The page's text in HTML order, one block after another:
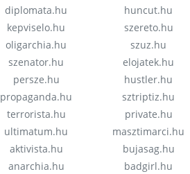
diplomata.hu
kepviselo.hu
oligarchia.hu
szenator.hu
persze.hu
propaganda.hu
terrorista.hu
ultimatum.hu
aktivista.hu
anarchia.hu
huncut.hu
szereto.hu
szuz.hu
elojatek.hu
hustler.hu
sztriptiz.hu
private.hu
masztimarci.hu
bujasag.hu
badgirl.hu